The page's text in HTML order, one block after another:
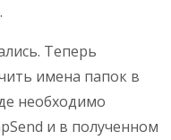
Теперь
имена папок в
необходимо
и в полученном